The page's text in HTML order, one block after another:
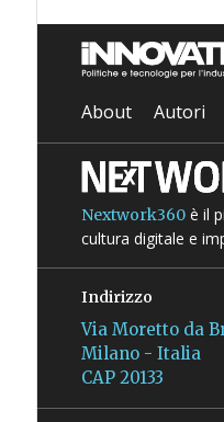
About Autori
Nextwork360è il
cultura digitale e
Indirizzo
Via Moretto da
Milano - Italia
CAP 20133